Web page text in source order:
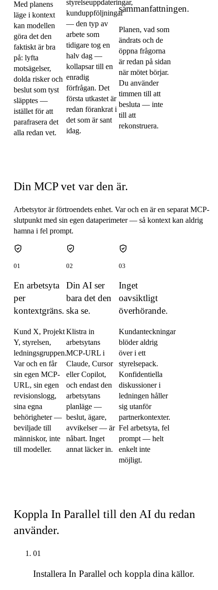
Med planens
läge i kontext
kan modellen
göra det den
faktiskt är bra
på: lyfta
motsägelser,
dolda risker och
beslut som tyst
släpptes —
istället för att
parafrasera det
alla redan vet.
styrelseuppdateringar,
kunduppföljningar
— den typ av
arbete som
tidigare tog en
halv dag —
kollapsar till en
enradig
förfrågan. Det
första utkastet är
redan förankrat i
det som är sant
idag.
sammanfattningen.
Planen, vad som
ändrats och de
öppna frågorna
är redan på sidan
när mötet börjar.
Du använder
timmen till att
besluta — inte
till att
rekonstruera.
Din MCP vet var den är.
Arbetsytor är förtroendets enhet. Var och en är en separat MCP-
slutpunkt med sin egen dataperimeter — så kontext kan aldrig
hamna i fel prompt.
01
En arbetsyta
per
kontextgräns.
Kund X, Projekt
Y, styrelsen,
ledningsgruppen.
Var och en får
sin egen MCP-
URL, sin egen
revisionslogg,
sina egna
behörigheter —
beviljade till
människor, inte
till modeller.
02
Din AI ser
bara det den
ska se.
Klistra in
arbetsytans
MCP-URL i
Claude, Cursor
eller Copilot,
och endast den
arbetsytans
planläge —
beslut, ägare,
avvikelser — är
nåbart. Inget
annat läcker in.
03
Inget
oavsiktligt
överhörande.
Kundanteckningar
blöder aldrig
över i ett
styrelsepack.
Konfidentiella
diskussioner i
ledningen håller
sig utanför
partnerkontexter.
Fel arbetsyta, fel
prompt — helt
enkelt inte
möjligt.
Koppla In Parallel till den AI du redan
använder.
01
Installera In Parallel och koppla dina källor.